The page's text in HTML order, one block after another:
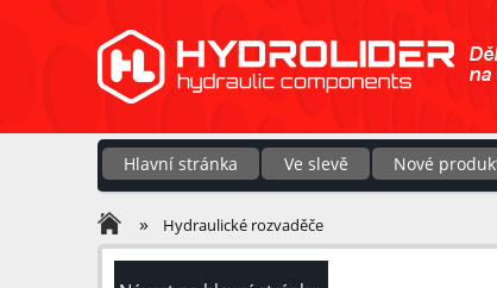
Hlavní stránka Ve slevě Nové
» Hydraulické rozvaděče